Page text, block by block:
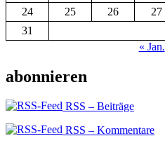
24
25 26 27
31
« Jan.
abonnieren
RSS – Beiträge
RSS – Kommentare